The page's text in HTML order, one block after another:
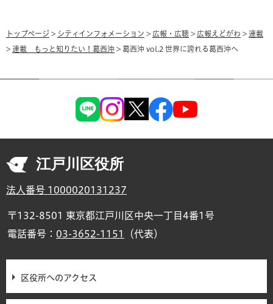
トップページ > シティインフォメーション > 広報・広聴 > 広報えどがわ > 連載
> 連載 もっと知りたい！葛西沖 > 葛西沖 vol.2 世界に誇れる葛西沖へ
江戸川区役所
法人番号 1000020131237
〒132-8501 東京都江戸川区中央一丁目4番1号
電話番号： 03-3652-1151 （代表）
区役所へのアクセス